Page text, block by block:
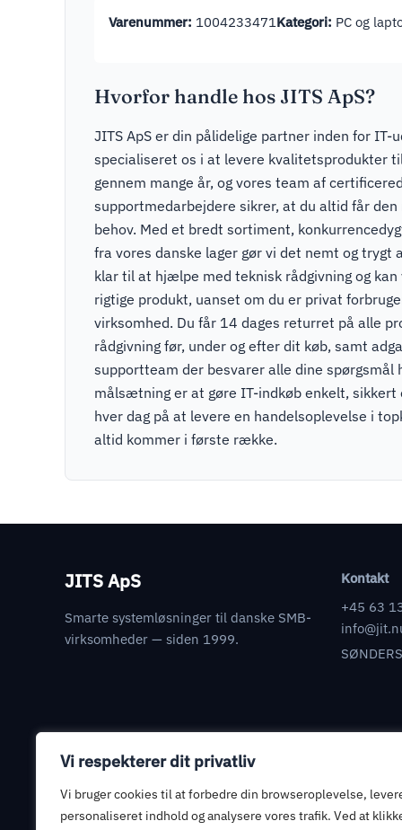
Vi respekterer dit privatliv
Vi bruger cookies til at forbedre din browseroplevelse,
personaliseret indhold og analysere vores trafik. Ved at
Varenummer: 1004233471Kategori: PC og
Hvorfor handle hos JITS ApS?
JITS ApS er din pålidelige partner inden for IT-
specialiseret os i at levere kvalitetsprodukter
gennem mange år, og vores team af
supportmedarbejdere sikrer, at du altid får
behov. Med et bredt sortiment,
fra vores danske lager gør vi det nemt og trygt
klar til at hjælpe med teknisk rådgivning og kan
rigtige produkt, uanset om du er privat
virksomhed. Du får 14 dages returret på alle
rådgivning før, under og efter dit køb, samt
supportteam der besvarer alle dine spørgsmål
målsætning er at gøre IT-indkøb enkelt, sikkert
hver dag på at levere en handelsoplevelse i
altid kommer i første række.
JITS ApS
Smarte systemløsninger til danske SMB-
virksomheder — siden 1999.
Kontakt
+45 63
Juridisk
Databehandleraftale
Informationssikkerhed